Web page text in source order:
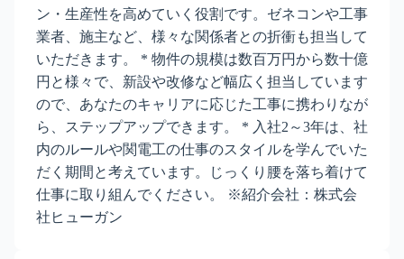
ン・生産性を高めていく役割です。ゼネコンや工事
業者、施主など、様々な関係者との折衝も担当して
いただきます。 * 物件の規模は数百万円から数十億
円と様々で、新設や改修など幅広く担当しています
ので、あなたのキャリアに応じた工事に携わりなが
ら、ステップアップできます。 * 入社2～3年は、社
内のルールや関電工の仕事のスタイルを学んでいた
だく期間と考えています。じっくり腰を落ち着けて
仕事に取り組んでください。 ※紹介会社：株式会
社ヒューガン